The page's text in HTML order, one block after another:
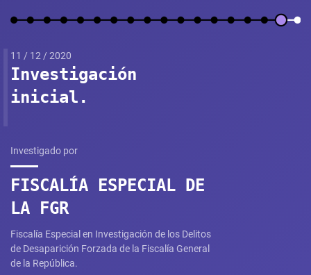
11 / 12 / 2020
Investigación
inicial.
Investigado por
FISCALÍA ESPECIAL DE
LA FGR
Fiscalía Especial en Investigación de los Delitos
de Desaparición Forzada de la Fiscalía General
de la República.